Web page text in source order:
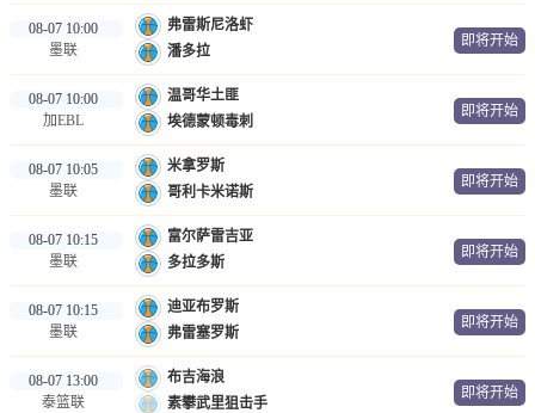
08-07 10:00
墨联
弗雷斯尼洛虾
潘多拉
即将开始
08-07 10:00
加EBL
温哥华土匪
埃德蒙顿毒刺
即将开始
08-07 10:05
墨联
米拿罗斯
哥利卡米诺斯
即将开始
08-07 10:15
墨联
富尔萨雷吉亚
多拉多斯
即将开始
08-07 10:15
墨联
迪亚布罗斯
弗雷塞罗斯
即将开始
08-07 13:00
泰篮联
布吉海浪
素攀武里狙击手
即将开始